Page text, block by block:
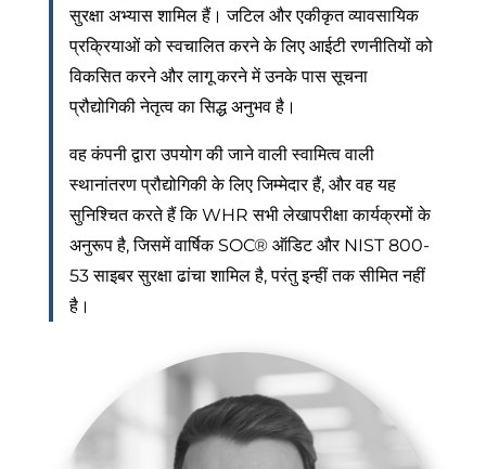
सुरक्षा अभ्यास शामिल हैं। जटिल और एकीकृत व्यावसायिक
प्रक्रियाओं को स्वचालित करने के लिए आईटी रणनीतियों को
विकसित करने और लागू करने में उनके पास सूचना
प्रौद्योगिकी नेतृत्व का सिद्ध अनुभव है।
वह कंपनी द्वारा उपयोग की जाने वाली स्वामित्व वाली
स्थानांतरण प्रौद्योगिकी के लिए जिम्मेदार हैं, और वह यह
सुनिश्चित करते हैं कि WHR सभी लेखापरीक्षा कार्यक्रमों के
अनुरूप है, जिसमें वार्षिक SOC® ऑडिट और NIST 800-
53 साइबर सुरक्षा ढांचा शामिल है, परंतु इन्हीं तक सीमित नहीं
है।